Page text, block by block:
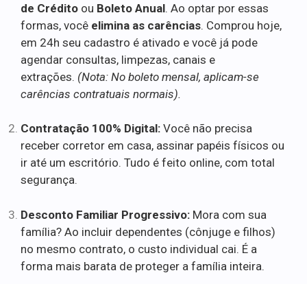
de Crédito ou Boleto Anual. Ao optar por essas
formas, você elimina as carências. Comprou hoje,
em 24h seu cadastro é ativado e você já pode
agendar consultas, limpezas, canais e
extrações. (Nota: No boleto mensal, aplicam-se
carências contratuais normais).
Contratação 100% Digital: Você não precisa
receber corretor em casa, assinar papéis físicos ou
ir até um escritório. Tudo é feito online, com total
segurança.
Desconto Familiar Progressivo: Mora com sua
família? Ao incluir dependentes (cônjuge e filhos)
no mesmo contrato, o custo individual cai. É a
forma mais barata de proteger a família inteira.